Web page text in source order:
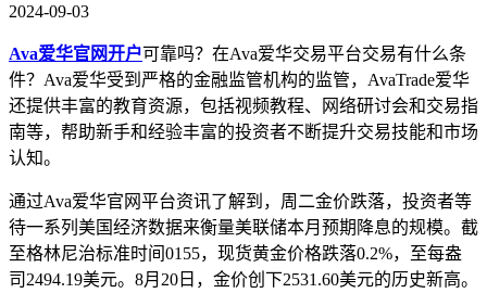
2024-09-03
Ava爱华官网开户可靠吗？在Ava爱华交易平台交易有什么条
件？Ava爱华受到严格的金融监管机构的监管，AvaTrade爱华
还提供丰富的教育资源，包括视频教程、网络研讨会和交易指
南等，帮助新手和经验丰富的投资者不断提升交易技能和市场
认知。
通过Ava爱华官网平台资讯了解到，周二金价跌落，投资者等
待一系列美国经济数据来衡量美联储本月预期降息的规模。截
至格林尼治标准时间0155，现货黄金价格跌落0.2%，至每盎
司2494.19美元。8月20日，金价创下2531.60美元的历史新高。